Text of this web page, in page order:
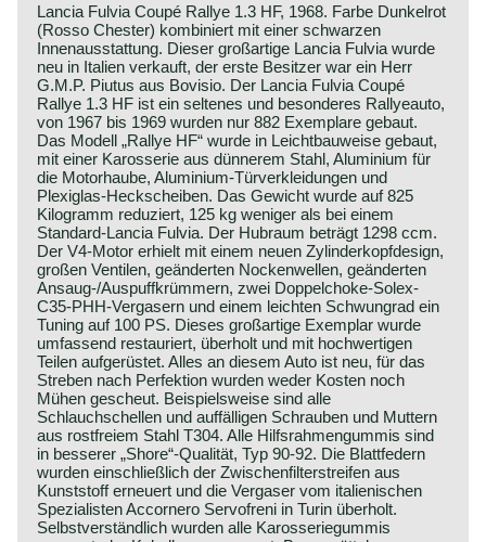
Lancia Fulvia Coupé Rallye 1.3 HF, 1968. Farbe Dunkelrot
(Rosso Chester) kombiniert mit einer schwarzen
Innenausstattung. Dieser großartige Lancia Fulvia wurde
neu in Italien verkauft, der erste Besitzer war ein Herr
G.M.P. Piutus aus Bovisio. Der Lancia Fulvia Coupé
Rallye 1.3 HF ist ein seltenes und besonderes Rallyeauto,
von 1967 bis 1969 wurden nur 882 Exemplare gebaut.
Das Modell „Rallye HF“ wurde in Leichtbauweise gebaut,
mit einer Karosserie aus dünnerem Stahl, Aluminium für
die Motorhaube, Aluminium-Türverkleidungen und
Plexiglas-Heckscheiben. Das Gewicht wurde auf 825
Kilogramm reduziert, 125 kg weniger als bei einem
Standard-Lancia Fulvia. Der Hubraum beträgt 1298 ccm.
Der V4-Motor erhielt mit einem neuen Zylinderkopfdesign,
großen Ventilen, geänderten Nockenwellen, geänderten
Ansaug-/Auspuffkrümmern, zwei Doppelchoke-Solex-
C35-PHH-Vergasern und einem leichten Schwungrad ein
Tuning auf 100 PS. Dieses großartige Exemplar wurde
umfassend restauriert, überholt und mit hochwertigen
Teilen aufgerüstet. Alles an diesem Auto ist neu, für das
Streben nach Perfektion wurden weder Kosten noch
Mühen gescheut. Beispielsweise sind alle
Schlauchschellen und auffälligen Schrauben und Muttern
aus rostfreiem Stahl T304. Alle Hilfsrahmengummis sind
in besserer „Shore“-Qualität, Typ 90-92. Die Blattfedern
wurden einschließlich der Zwischenfilterstreifen aus
Kunststoff erneuert und die Vergaser vom italienischen
Spezialisten Accornero Servofreni in Turin überholt.
Selbstverständlich wurden alle Karosseriegummis